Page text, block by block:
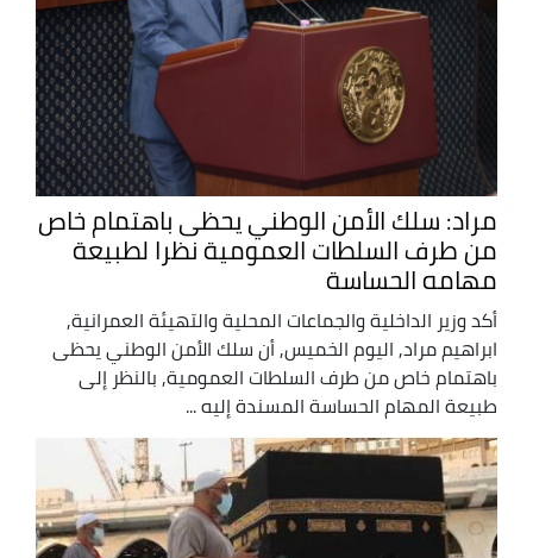
مراد: سلك الأمن الوطني يحظى باهتمام خاص
من طرف السلطات العمومية نظرا لطبيعة
مهامه الحساسة
أكد وزير الداخلية والجماعات المحلية والتهيئة العمرانية,
ابراهيم مراد, اليوم الخميس, أن سلك الأمن الوطني يحظى
باهتمام خاص من طرف السلطات العمومية, بالنظر إلى
طبيعة المهام الحساسة المسندة إليه ...